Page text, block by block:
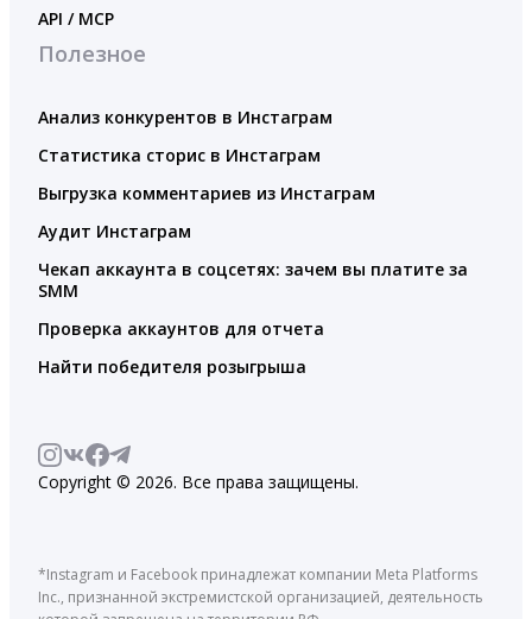
API / MCP
Полезное
Анализ конкурентов в Инстаграм
Статистика сторис в Инстаграм
Выгрузка комментариев из Инстаграм
Аудит Инстаграм
Чекап аккаунта в соцсетях: зачем вы платите за
SMM
Проверка аккаунтов для отчета
Найти победителя розыгрыша
Copyright © 2026. Все права защищены.
*Instagram и Facebook принадлежат компании Meta Platforms
Inc., признанной экстремистской организацией, деятельность